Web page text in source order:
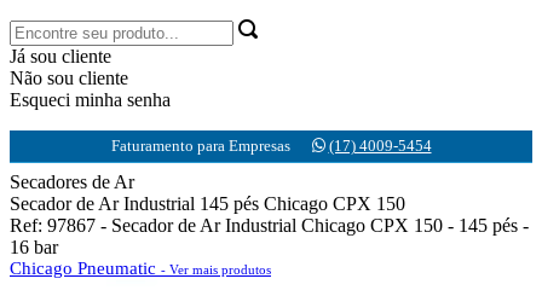
Já sou cliente
Não sou cliente
Esqueci minha senha
Faturamento para Empresas (17) 4009-5454
Secadores de Ar
Secador de Ar Industrial 145 pés Chicago CPX 150
Ref: 97867 - Secador de Ar Industrial Chicago CPX 150 - 145 pés -
16 bar
Chicago Pneumatic - Ver mais produtos